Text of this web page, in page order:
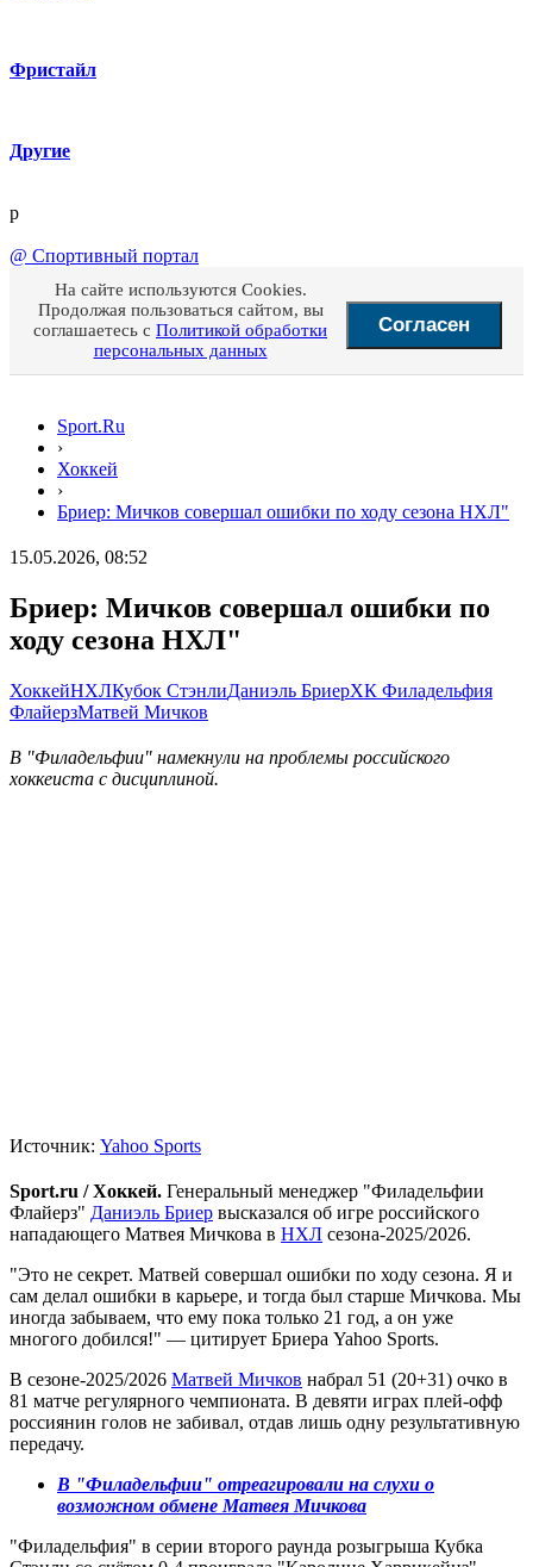
Фристайл
Другие
p
@ Спортивный портал
На сайте используются Cookies.
Продолжая пользоваться сайтом, вы
соглашаетесь с Политикой обработки
персональных данных
Согласен
Sport.Ru
›
Хоккей
›
Бриер: Мичков совершал ошибки по ходу сезона НХЛ"
15.05.2026, 08:52
Бриер: Мичков совершал ошибки по
ходу сезона НХЛ"
ХоккейНХЛКубок СтэнлиДаниэль БриерХК Филадельфия
ФлайерзМатвей Мичков
В "Филадельфии" намекнули на проблемы российского
хоккеиста с дисциплиной.
Источник: Yahoo Sports
Sport.ru / Хоккей. Генеральный менеджер "Филадельфии
Флайерз" Даниэль Бриер высказался об игре российского
нападающего Матвея Мичкова в НХЛ сезона-2025/2026.
"Это не секрет. Матвей совершал ошибки по ходу сезона. Я и
сам делал ошибки в карьере, и тогда был старше Мичкова. Мы
иногда забываем, что ему пока только 21 год, а он уже
многого добился!" — цитирует Бриера Yahoo Sports.
В сезоне-2025/2026 Матвей Мичков набрал 51 (20+31) очко в
81 матче регулярного чемпионата. В девяти играх плей-офф
россиянин голов не забивал, отдав лишь одну результативную
передачу.
В "Филадельфии" отреагировали на слухи о
возможном обмене Матвея Мичкова
"Филадельфия" в серии второго раунда розыгрыша Кубка